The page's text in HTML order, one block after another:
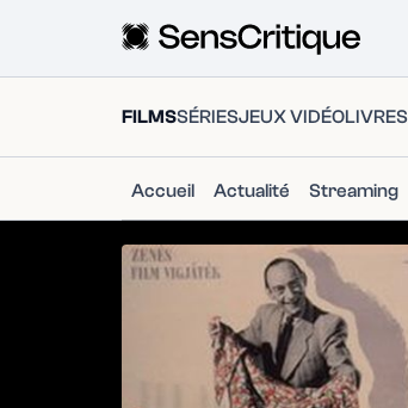
FILMSSÉRIESJEUX VIDÉOLIVRES
Accueil Actualité Streaming